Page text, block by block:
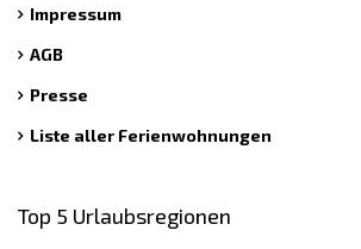
Impressum
AGB
Presse
Liste aller Ferienwohnungen
Top 5 Urlaubsregionen